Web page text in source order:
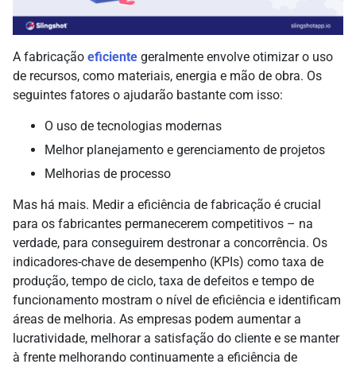
A fabricação eficiente geralmente envolve otimizar o uso
de recursos, como materiais, energia e mão de obra. Os
seguintes fatores o ajudarão bastante com isso:
O uso de tecnologias modernas
Melhor planejamento e gerenciamento de projetos
Melhorias de processo
Mas há mais. Medir a eficiência de fabricação é crucial
para os fabricantes permanecerem competitivos – na
verdade, para conseguirem destronar a concorrência. Os
indicadores-chave de desempenho (KPIs) como taxa de
produção, tempo de ciclo, taxa de defeitos e tempo de
funcionamento mostram o nível de eficiência e identificam
áreas de melhoria. As empresas podem aumentar a
lucratividade, melhorar a satisfação do cliente e se manter
à frente melhorando continuamente a eficiência de